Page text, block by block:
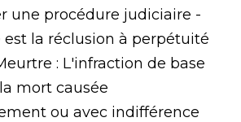
une procédure judiciaire -
la réclusion à perpétuité
: L'infraction de base
mort causée
ou avec indifférence